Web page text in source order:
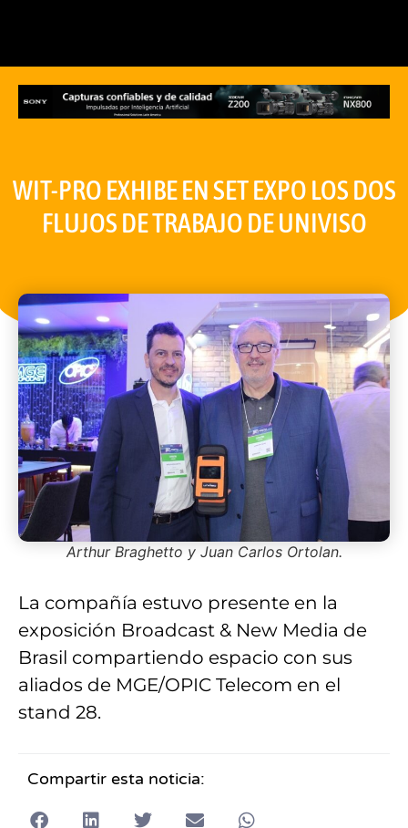
WIT-PRO EXHIBE EN SET EXPO LOS DOS
FLUJOS DE TRABAJO DE UNIVISO
Arthur Braghetto y Juan Carlos Ortolan.
La compañía estuvo presente en la
exposición Broadcast & New Media de
Brasil compartiendo espacio con sus
aliados de MGE/OPIC Telecom en el
stand 28.
Compartir esta noticia: